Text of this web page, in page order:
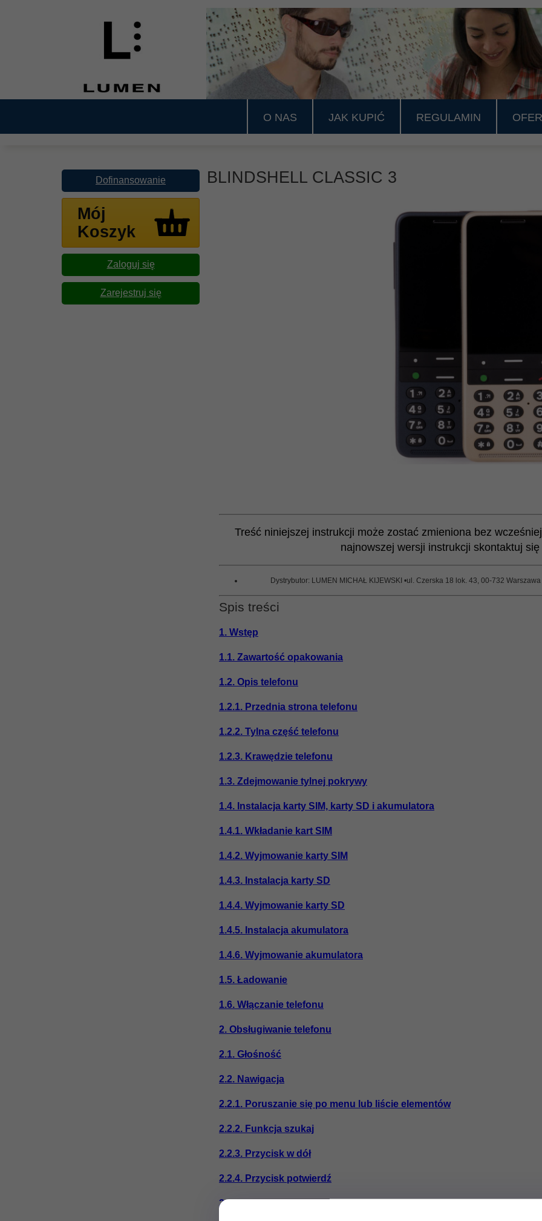
O NAS JAK KUPIĆ REGULAMIN
Dofinansowanie
Mój
Koszyk
Zaloguj się
Zarejestruj się
BLINDSHELL CLASSIC 3
Treść niniejszej instrukcji może zostać zmieniona bez
najnowszej wersji instrukcji skontaktuj
Dystrybutor: LUMEN MICHAŁ KIJEWSKI •ul. Czerska 18 lok. 43, 00-732
Spis treści
1. Wstęp
1.1. Zawartość opakowania
1.2. Opis telefonu
1.2.1. Przednia strona telefonu
1.2.2. Tylna część telefonu
1.2.3. Krawędzie telefonu
1.3. Zdejmowanie tylnej pokrywy
1.4. Instalacja karty SIM, karty SD i akumulatora
1.4.1. Wkładanie kart SIM
1.4.2. Wyjmowanie karty SIM
1.4.3. Instalacja karty SD
1.4.4. Wyjmowanie karty SD
1.4.5. Instalacja akumulatora
1.4.6. Wyjmowanie akumulatora
1.5. Ładowanie
1.6. Włączanie telefonu
2. Obsługiwanie telefonu
2.1. Głośność
2.2. Nawigacja
2.2.1. Poruszanie się po menu lub liście elementów
2.2.2. Funkcja szukaj
2.2.3. Przycisk w dół
2.2.4. Przycisk potwierdź
2.2.5. Przycisk Wstecz